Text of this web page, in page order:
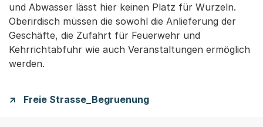
und Abwasser lässt hier keinen Platz für Wurzeln.
Oberirdisch müssen die sowohl die Anlieferung der
Geschäfte, die Zufahrt für Feuerwehr und
Kehrrichtabfuhr wie auch Veranstaltungen ermöglich
werden.
Freie Strasse_Begruenung